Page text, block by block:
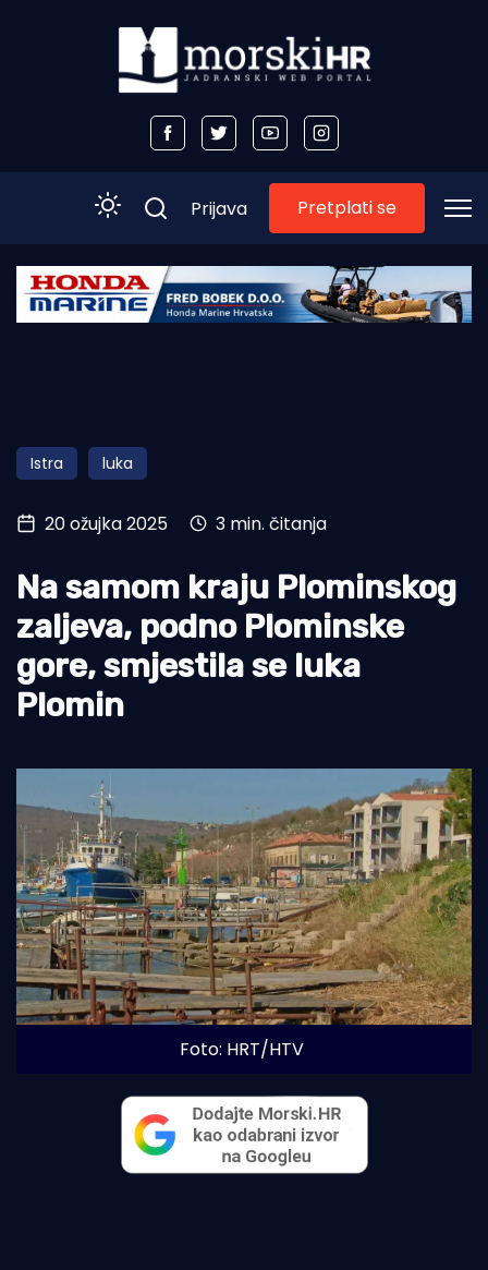
Početna
Obala
Otoci
Turizam i nautika
Pomorstvo
Ribolov
Ekologija
Tradicija i kultura
Prijava Pretplati se
Istra luka
20 ožujka 2025 3 min. čitanja
Na samom kraju Plominskog
zaljeva, podno Plominske
gore, smjestila se luka
Plomin
Foto: HRT/HTV